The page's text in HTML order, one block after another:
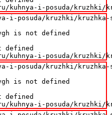
kuhnya-i-posuda/
i-posuda/kruzhki/
is not defined
defined
kuhnya-i-posuda/
i-posuda/kruzhki/
is not defined
defined
kuhnya-i-posuda/